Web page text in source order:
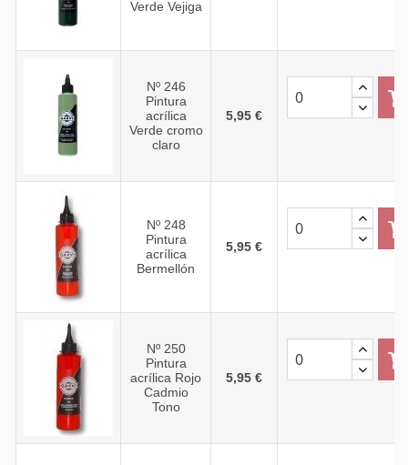
Verde Vejiga
Nº 246
Pintura
acrílica
Verde cromo
claro
5,95 €
Nº 248
Pintura
acrílica
Bermellón
5,95 €
Nº 250
Pintura
acrílica Rojo
Cadmio
Tono
5,95 €